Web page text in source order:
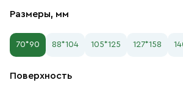
Размеры, мм
70*90 88*104 105*125 127*158
Поверхность